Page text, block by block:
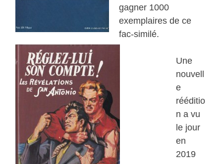
gagner 1000
exemplaires de ce
fac-similé.
Une
nouvell
e
rééditio
n a vu
le jour
en
2019